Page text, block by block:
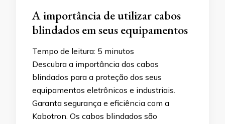
A importância de utilizar cabos
blindados em seus equipamentos
Tempo de leitura: 5 minutos
Descubra a importância dos cabos
blindados para a proteção dos seus
equipamentos eletrônicos e industriais.
Garanta segurança e eficiência com a
Kabotron. Os cabos blindados são